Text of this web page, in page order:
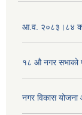
आ.व. २०८३।८४ को
१८ औ नगर सभाको
नगर विकास